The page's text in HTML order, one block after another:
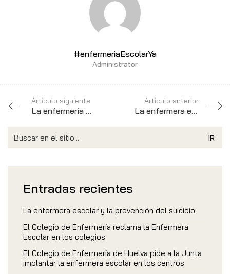
#enfermeriaEscolarYa
Administrator
Artículo siguiente
La enfermería escolar hace balance de la gestión del Covid-19 en los colegios malagueños
Artículo anterior
La enfermera escolar contribuye a generar sociedades sanas
for:
Entradas recientes
La enfermera escolar y la prevención del suicidio
El Colegio de Enfermería reclama la Enfermera
Escolar en los colegios
El Colegio de Enfermería de Huelva pide a la Junta
implantar la enfermera escolar en los centros